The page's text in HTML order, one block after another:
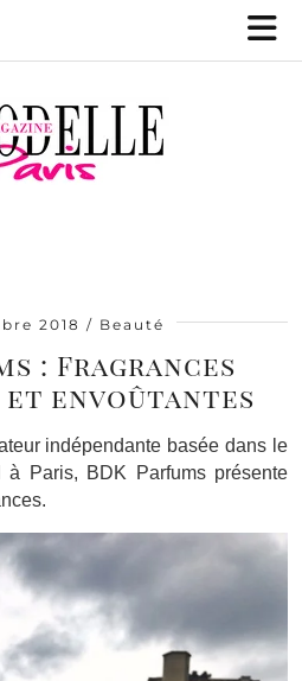
2018 Beauté
: Fragrances
envoûtantes
indépendante basée dans le
Paris, BDK Parfums présente